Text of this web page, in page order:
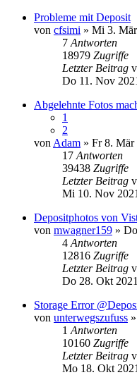
Probleme mit Deposit
von cfsimi » Mi 3.
7 Antworten
18979 Zugriffe
Letzter Beitrag
Do 11. Nov
Abgelehnte Fotos
1
2
von Adam » Fr 8. Mär
17 Antworten
39438 Zugriffe
Letzter Beitrag
Mi 10. Nov
Depositphotos von
von mwagner159 »
4 Antworten
12816 Zugriffe
Letzter Beitrag
Do 28. Okt
Storage Error
von unterwegszufuss
1 Antworten
10160 Zugriffe
Letzter Beitrag
Mo 18. Okt